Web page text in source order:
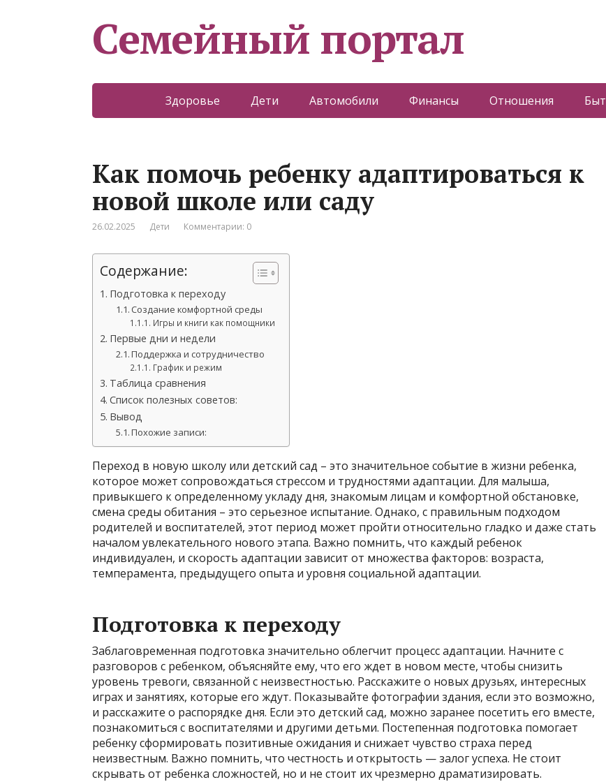
Семейный портал
Здоровье Дети Автомобили Финансы Отношения Быт
Как помочь ребенку адаптироваться к
новой школе или саду
26.02.2025 Дети Комментарии: 0
Содержание:
Подготовка к переходу
Создание комфортной среды
Игры и книги как помощники
Первые дни и недели
Поддержка и сотрудничество
График и режим
Таблица сравнения
Список полезных советов:
Вывод
Похожие записи:
Переход в новую школу или детский сад – это значительное событие в жизни ребенка,
которое может сопровождаться стрессом и трудностями адаптации. Для малыша,
привыкшего к определенному укладу дня, знакомым лицам и комфортной обстановке,
смена среды обитания – это серьезное испытание. Однако, с правильным подходом
родителей и воспитателей, этот период может пройти относительно гладко и даже стать
началом увлекательного нового этапа. Важно помнить, что каждый ребенок
индивидуален, и скорость адаптации зависит от множества факторов: возраста,
темперамента, предыдущего опыта и уровня социальной адаптации.
Подготовка к переходу
Заблаговременная подготовка значительно облегчит процесс адаптации. Начните с
разговоров с ребенком, объясняйте ему, что его ждет в новом месте, чтобы снизить
уровень тревоги, связанной с неизвестностью. Расскажите о новых друзьях, интересных
играх и занятиях, которые его ждут. Показывайте фотографии здания, если это возможно,
и расскажите о распорядке дня. Если это детский сад, можно заранее посетить его вместе,
познакомиться с воспитателями и другими детьми. Постепенная подготовка помогает
ребенку сформировать позитивные ожидания и снижает чувство страха перед
неизвестным. Важно помнить, что честность и открытость — залог успеха. Не стоит
скрывать от ребенка сложностей, но и не стоит их чрезмерно драматизировать.